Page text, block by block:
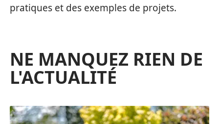
pratiques et des exemples de projets.
NE MANQUEZ RIEN DE
L'ACTUALITÉ